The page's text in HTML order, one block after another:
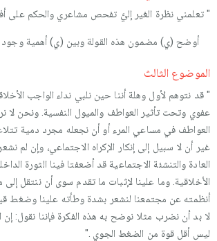
" تعلمني نظرة الغير إليَّ تفحص مشاعري والحكم على
أوضح (ي) مضمون هذه القولة وبين (ي) أهمية وجود
الموضوع الثالث
" قد نتوهم لأول وهلة أننا حين نلبي نداء الواجب
عفوي وتحت تأثير العواطف والميول النفسية. ونحن لا
العواطف في مساعي المرء أو أن نجعله مجرد دمية
غير أن لا سبيل إلى إنكار الإكراه الاجتماعي، وإن لم
العادة والتنشئة الاجتماعية قد أضعفتا فينا الثورة
الأخلاقية. وما علينا لإثبات ما تقدم سوى أن ننتقل
أنظمته عن مجتمعنا لنشعر بشدة وطأته علينا وضغط
لا بد أن نضرب مثلا نوضح به هذه الفكرة فإننا نقول:
ليس أقل قوة من الضغط الجوي ."